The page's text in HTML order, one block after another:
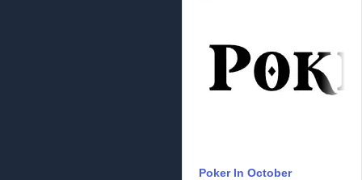
Poker In October